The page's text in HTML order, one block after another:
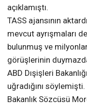
açıklamıştı.
TASS ajansının
mevcut ayrışmaları
bulunmuş ve
görüşlerinin
ABD Dışişleri
uğradığını söylemişti.
Bakanlık Sözcüsü